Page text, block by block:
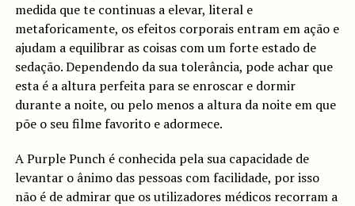
medida que te continuas a elevar, literal e
metaforicamente, os efeitos corporais entram em ação e
ajudam a equilibrar as coisas com um forte estado de
sedação. Dependendo da sua tolerância, pode achar que
esta é a altura perfeita para se enroscar e dormir
durante a noite, ou pelo menos a altura da noite em que
põe o seu filme favorito e adormece.
A Purple Punch é conhecida pela sua capacidade de
levantar o ânimo das pessoas com facilidade, por isso
não é de admirar que os utilizadores médicos recorram a